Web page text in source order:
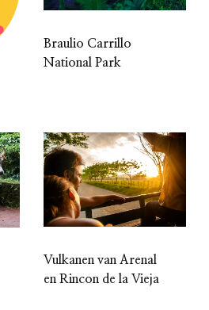
Braulio Carrillo
National Park
Vulkanen van Arenal
en Rincon de la Vieja